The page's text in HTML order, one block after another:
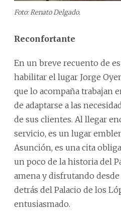
Foto: Renato Delgado.
Reconfortante
En un breve recuento de
habilitar el lugar Jorge
que lo acompaña trabajan
de adaptarse a las
de sus clientes. Al llegar
servicio, es un lugar
Asunción, es una cita
un poco de la historia del
amena y disfrutando
detrás del Palacio de los
entusiasmado.